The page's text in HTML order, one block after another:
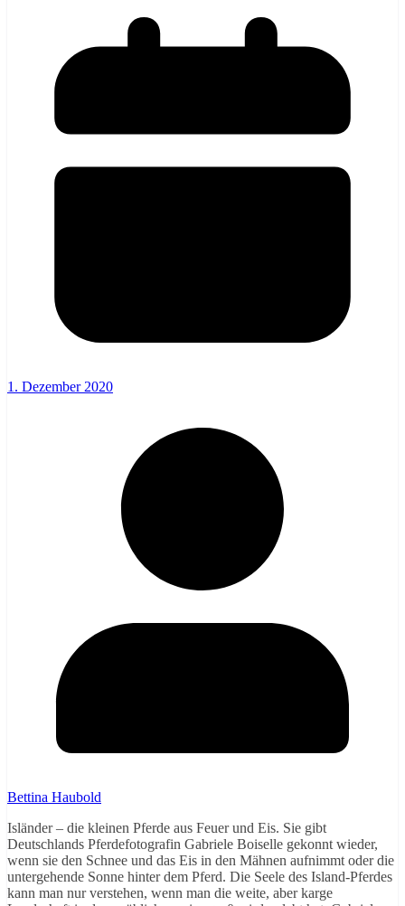
1. Dezember 2020
Bettina Haubold
Isländer – die kleinen Pferde aus Feuer und Eis. Sie gibt
Deutschlands Pferdefotografin Gabriele Boiselle gekonnt wieder,
wenn sie den Schnee und das Eis in den Mähnen aufnimmt oder die
untergehende Sonne hinter dem Pferd. Die Seele des Island-Pferdes
kann man nur verstehen, wenn man die weite, aber karge